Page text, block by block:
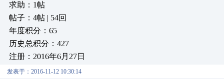
求助：1帖
帖子：4帖 | 54回
年度积分：65
历史总积分：427
注册：2016年6月27日
发表于：2016-11-12 10:30:14